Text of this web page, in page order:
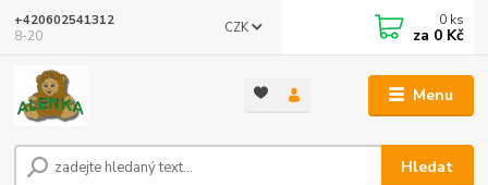
Menu
CZK
Hledat
+420602541312
8-20
0 ks
za 0 Kč